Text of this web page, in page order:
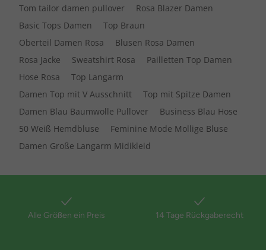
Tom tailor damen pullover
Rosa Blazer Damen
Basic Tops Damen
Top Braun
Oberteil Damen Rosa
Blusen Rosa Damen
Rosa Jacke
Sweatshirt Rosa
Pailletten Top Damen
Hose Rosa
Top Langarm
Damen Top mit V Ausschnitt
Top mit Spitze Damen
Damen Blau Baumwolle Pullover
Business Blau Hose
50 Weiß Hemdbluse
Feminine Mode Mollige Bluse
Damen Große Langarm Midikleid
Alle Größen ein Preis 14 Tage Rückgaberecht